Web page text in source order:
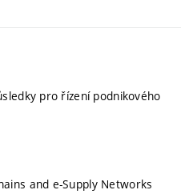
pro řízení podnikového
and e-Supply Networks